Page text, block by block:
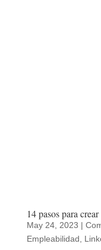
14 pasos para
May 24, 2023 |
Empleabilidad